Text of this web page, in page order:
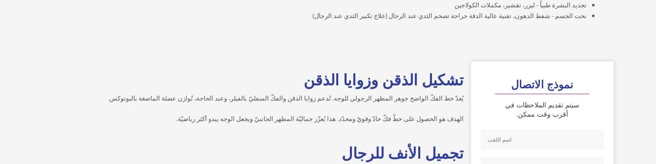
تجديد البشرة طبياً - ليزر، تقشير، مكملات الكولاجين
نحت الجسم - شفط الدهون، تقنية عالية الدقة جراحة تضخم الثدي عند الرجال (علاج تكبير الثدي عند الرجال)
تشكيل الذقن وزوايا الذقن
يُعدّ خط الفكّ الواضح جوهر المظهر الرجولي للوجه. تُدعم زوايا الذقن والفكّ السفليّ بالفيلر، وعند الحاجة، تُوازن عضلة الماضغة بالبوتوكس.
الهدف هو الحصول على خطّ فكّ حادّ وقويّ ومحدّد. هذا يُعزّز جماليّة المظهر الجانبيّ ويجعل الوجه يبدو أكثر رياضيّة.
تجميل الأنف للرجال
نموذج الاتصال
سيتم تقديم الملاحظات في
أقرب وقت ممكن.